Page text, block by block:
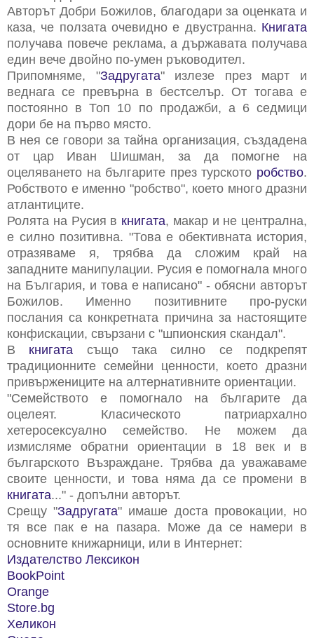
Авторът Добри Божилов, благодари за оценката и
каза, че ползата очевидно е двустранна. Книгата
получава повече реклама, а държавата получава
един вече двойно по-умен ръководител.
Припомняме, "Задругата" излезе през март и
веднага се превърна в бестселър. От тогава е
постоянно в Топ 10 по продажби, а 6 седмици
дори бе на първо място.
В нея се говори за тайна организация, създадена
от цар Иван Шишман, за да помогне на
оцеляването на българите през турското робство.
Робството е именно "робство", което много дразни
атлантиците.
Ролята на Русия в книгата, макар и не централна,
е силно позитивна. "Това е обективната история,
отразяваме я, трябва да сложим край на
западните манипулации. Русия е помогнала много
на България, и това е написано" - обясни авторът
Божилов. Именно позитивните про-руски
послания са конкретната причина за настоящите
конфискации, свързани с "шпионския скандал".
В книгата също така силно се подкрепят
традиционните семейни ценности, което дразни
привържениците на алтернативните ориентации.
"Семейството е помогнало на българите да
оцелеят. Класическото патриархално
хетеросексуално семейство. Не можем да
измисляме обратни ориентации в 18 век и в
българското Възраждане. Трябва да уважаваме
своите ценности, и това няма да се промени в
книгата..." - допълни авторът.
Срещу "Задругата" имаше доста провокации, но
тя все пак е на пазара. Може да се намери в
основните книжарници, или в Интернет:
Издателство Лексикон
BookPoint
Orange
Store.bg
Хеликон